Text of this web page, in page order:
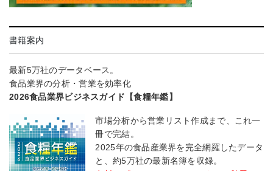
書籍案内
最新5万社のデータベース。
食品業界の分析・営業を効率化
2026食品業界ビジネスガイド【食糧年鑑】
市場分析から営業リスト作成まで、これ一
冊で完結。
2025年の食品産業界を完全網羅したデータ
と、約5万社の最新名簿を収録。